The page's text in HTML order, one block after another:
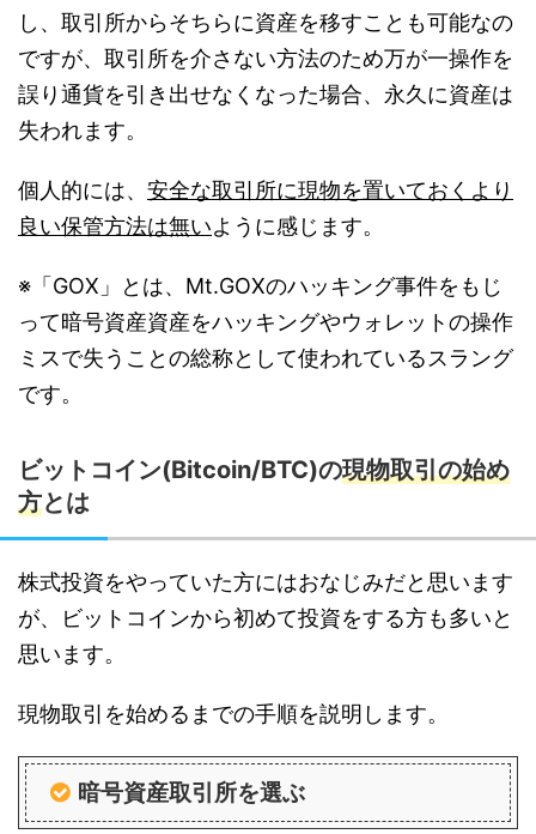
し、取引所からそちらに資産を移すことも可能なの
ですが、取引所を介さない方法のため万が一操作を
誤り通貨を引き出せなくなった場合、永久に資産は
失われます。
個人的には、 安全な取引所に現物を置いておくより
良い保管方法は無いように感じます。
※「GOX」とは、Mt.GOXのハッキング事件をもじ
って暗号資産資産をハッキングやウォレットの操作
ミスで失うことの総称として使われているスラング
です。
ビットコイン(Bitcoin/BTC)の現物取引の始め
方とは
株式投資をやっていた方にはおなじみだと思います
が、ビットコインから初めて投資をする方も多いと
思います。
現物取引を始めるまでの手順を説明します。
暗号資産取引所を選ぶ